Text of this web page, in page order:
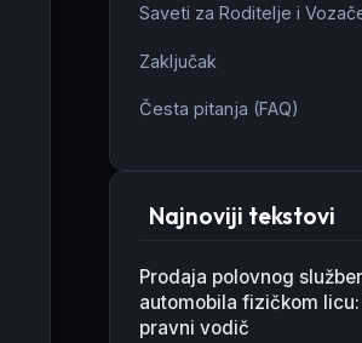
Saveti za Roditelje i
Zaključak
Česta pitanja (FAQ)
Najnoviji tekstovi
Prodaja polovnog
automobila fizičkom licu:
pravni vodič